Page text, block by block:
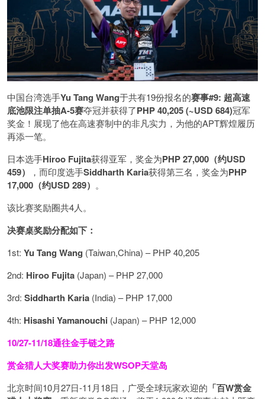
中国台湾选手Yu Tang Wang于共有19份报名的赛事#9: 超高速
底池限注单抽A-5赛夺冠并获得了PHP 40,205 (~USD 684)冠军
奖金！展现了他在高速赛制中的非凡实力，为他的APT辉煌履历
再添一笔。
日本选手Hiroo Fujita获得亚军，奖金为PHP 27,000（约USD
459）
，而印度选手Siddharth Karia获得第三名，奖金为PHP
17,000（约USD 289） 。
该比赛奖励圈共4人。
决赛桌奖励分配如下：
1st: Yu Tang Wang (Taiwan,China) – PHP 40,205
2nd: Hiroo Fujita (Japan) – PHP 27,000
3rd: Siddharth Karia (India) – PHP 17,000
4th: Hisashi Yamanouchi (Japan) – PHP 12,000
10/27-11/18通往金手链之路
赏金猎人大奖赛助力你出发WSOP天堂岛
北京时间10月27日-11月18日，广受全球玩家欢迎的 「百W赏金